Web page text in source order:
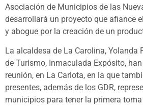
Asociación de Municipios de las
desarrollará un proyecto que afiance
y abogue por la creación de un
La alcaldesa de La Carolina, Yolanda
de Turismo, Inmaculada Expósito,
reunión, en La Carlota, en la que
presentes, además de los GDR,
municipios para tener la primera